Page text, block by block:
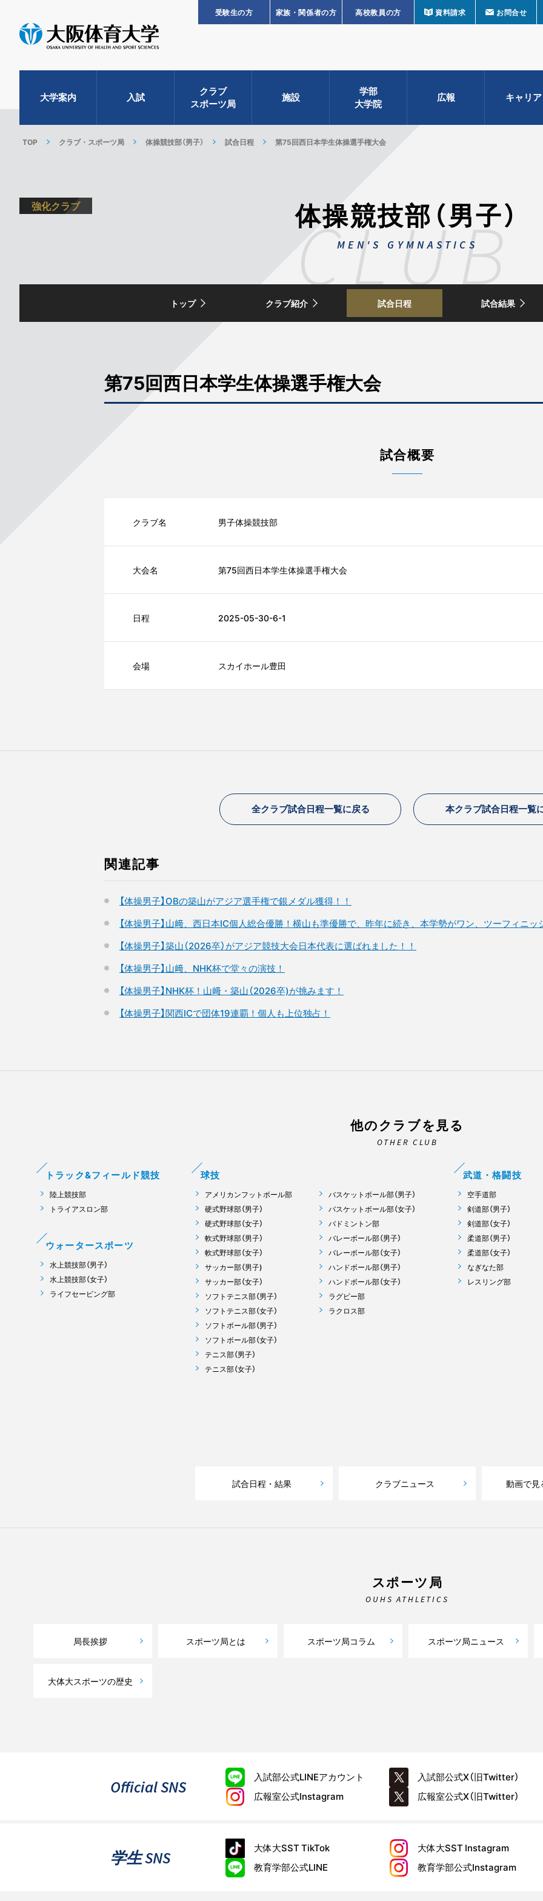
受験生の方 家族・関係者の方 高校教員の方 資料請求 お問合せ
大学案内 入試
クラブ
スポーツ局
施設
学部
大学院
広報 キャリア
TOP クラブ・スポーツ局 体操競技部（男子） 試合日程 第75回西日本学生体操選手権大会
強化クラブ 体操競技部（男子）
MEN'S GYMNASTICS
CLUB
トップ クラブ紹介 試合日程 試合結果
第75回西日本学生体操選手権大会
試合概要
クラブ名 男子体操競技部
大会名 第75回西日本学生体操選手権大会
日程 2025-05-30-6-1
会場 スカイホール豊田
全クラブ試合日程一覧に戻る 本クラブ試合日程一覧
関連記事
【体操男子】OBの築山がアジア選手権で銀メダル獲得！！
【体操男子】山﨑、西日本IC個人総合優勝！横山も準優勝で、昨年に続き、本学勢がワン、ツーフィニッ
【体操男子】築山（2026卒）がアジア競技大会日本代表に選ばれました！！
【体操男子】山﨑、NHK杯で堂々の演技！
【体操男子】NHK杯！山﨑・築山（2026卒)が挑みます！
【体操男子】関西ICで団体19連覇！個人も上位独占！
他のクラブを見る
OTHER CLUB
トラック&フィールド競技
陸上競技部
トライアスロン部
ウォータースポーツ
水上競技部（男子）
水上競技部（女子）
ライフセービング部
球技
アメリカンフットボール部
硬式野球部（男子）
硬式野球部（女子）
軟式野球部（男子）
軟式野球部（女子）
サッカー部（男子)
サッカー部（女子）
ソフトテニス部（男子）
ソフトテニス部（女子）
ソフトボール部（男子）
ソフトボール部（女子）
テニス部（男子）
テニス部（女子）
バスケットボール部（男子）
バスケットボール部（女子）
バドミントン部
バレーボール部（男子）
バレーボール部（女子）
ハンドボール部（男子）
ハンドボール部（女子）
ラグビー部
ラクロス部
武道・格闘技
空手道部
剣道部（男子）
剣道部（女子）
柔道部（男子）
柔道部（女子）
なぎなた部
レスリング部
試合日程・結果 クラブニュース 動画で見
スポーツ局
OUHS ATHLETICS
局長挨拶 スポーツ局とは スポーツ局コラム スポーツ局ニュース
大体大スポーツの歴史
Official SNS 入試部公式LINEアカウント 入試部公式X（旧Twitter）
広報室公式Instagram 広報室公式X（旧Twitter）
学生 SNS 大体大SSTTikTok 大体大SST Instagram
教育学部公式LINE 教育学部公式Instagram